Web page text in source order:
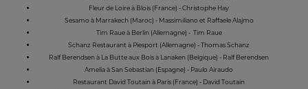
Fleur de Loire à Blois (France) - Christophe Hay
Sesamo à Marrakech (Maroc) - Massimiliano et Raffaele Alajmo
Tim Raue à Berlin (Allemagne) - Tim Raue
Schanz Restaurant à Piesport (Allemagne) - Thomas Schanz
Ralf Berendsen à La Butte aux Bois à Lanaken (Belgique) - Ralf Berendsen
Amelia à San Sebastian (Espagne) - Paulo Airaudo
Restaurant David Toutain à Paris (France) - David Toutain